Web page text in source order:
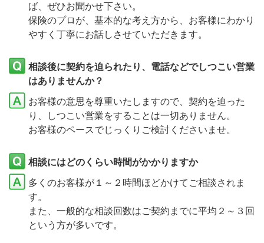
ば、ぜひお聞かせ下さい。
保険のプロが、基本的な考え方から、お客様にわかり
やすく丁寧にお話しさせていただきます。
相談後に契約を迫られたり、電話などでしつこい営業
はありませんか？
お客様の意思を尊重いたしますので、契約を迫った
り、しつこい営業をすることは一切ありません。
お客様のペースでじっくりご検討くださいませ。
相談にはどのくらい時間がかかりますか
多くのお客様が１～２時間ほどかけてご相談されま
す。
また、一般的な相談回数はご契約までに平均２～３回
という方が多いです。